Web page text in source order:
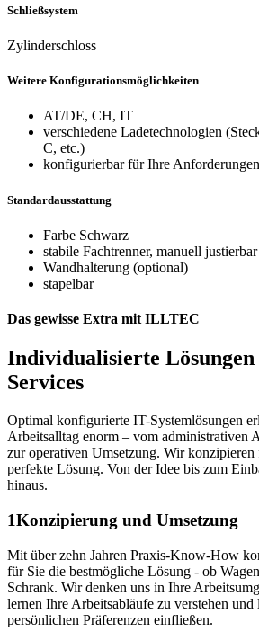
Schließsystem
Zylinderschloss
Weitere Konfigurationsmöglichkeiten
AT/DE, CH, IT
verschiedene Ladetechnologien
C, etc.)
konfigurierbar für Ihre Anforderungen
Standardausstattung
Farbe Schwarz
stabile Fachtrenner, manuell justierbar
Wandhalterung (optional)
stapelbar
Das gewisse Extra mit ILLTEC
Individualisierte Lösungen
Services
Optimal konfigurierte IT-Systemlösungen
Arbeitsalltag enorm – vom administrativen
zur operativen Umsetzung. Wir konzipieren
perfekte Lösung. Von der Idee bis zum
hinaus.
1Konzipierung und Umsetzung
Mit über zehn Jahren Praxis-Know-How
für Sie die bestmögliche Lösung - ob
Schrank. Wir denken uns in Ihre
lernen Ihre Arbeitsabläufe zu verstehen und
persönlichen Präferenzen einfließen.